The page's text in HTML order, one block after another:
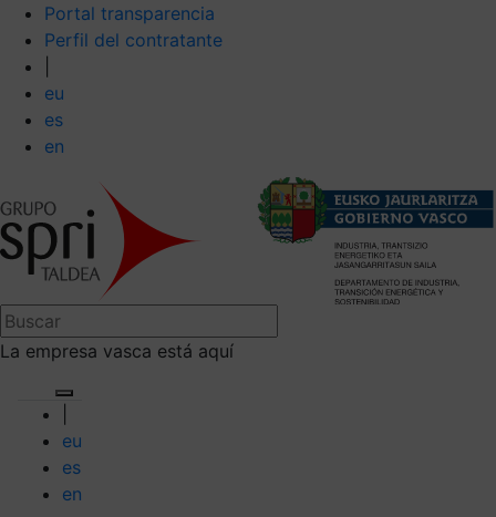
Portal transparencia
Perfil del contratante
eu
es
en
La empresa vasca está aquí
eu
es
en